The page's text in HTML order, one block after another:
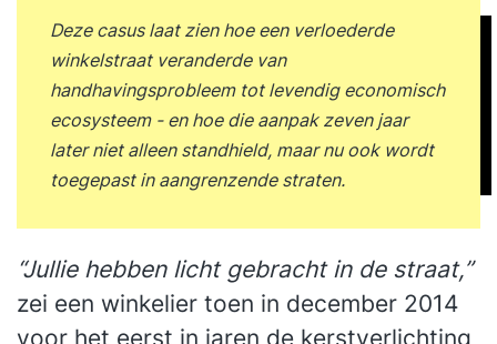
Deze casus laat zien hoe een verloederde
winkelstraat veranderde van
handhavingsprobleem tot levendig economisch
ecosysteem - en hoe die aanpak zeven jaar
later niet alleen standhield, maar nu ook wordt
toegepast in aangrenzende straten.
“Jullie hebben licht gebracht in de straat,”
zei een winkelier toen in december 2014
voor het eerst in jaren de kerstverlichting